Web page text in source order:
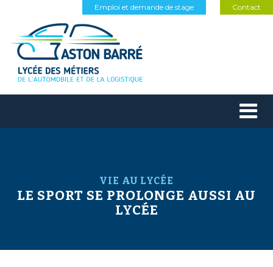
Contact
Emploi et demande de stage
VIE AU LYCÉE
LE SPORT SE PROLONGE AUSSI AU
LYCÉE